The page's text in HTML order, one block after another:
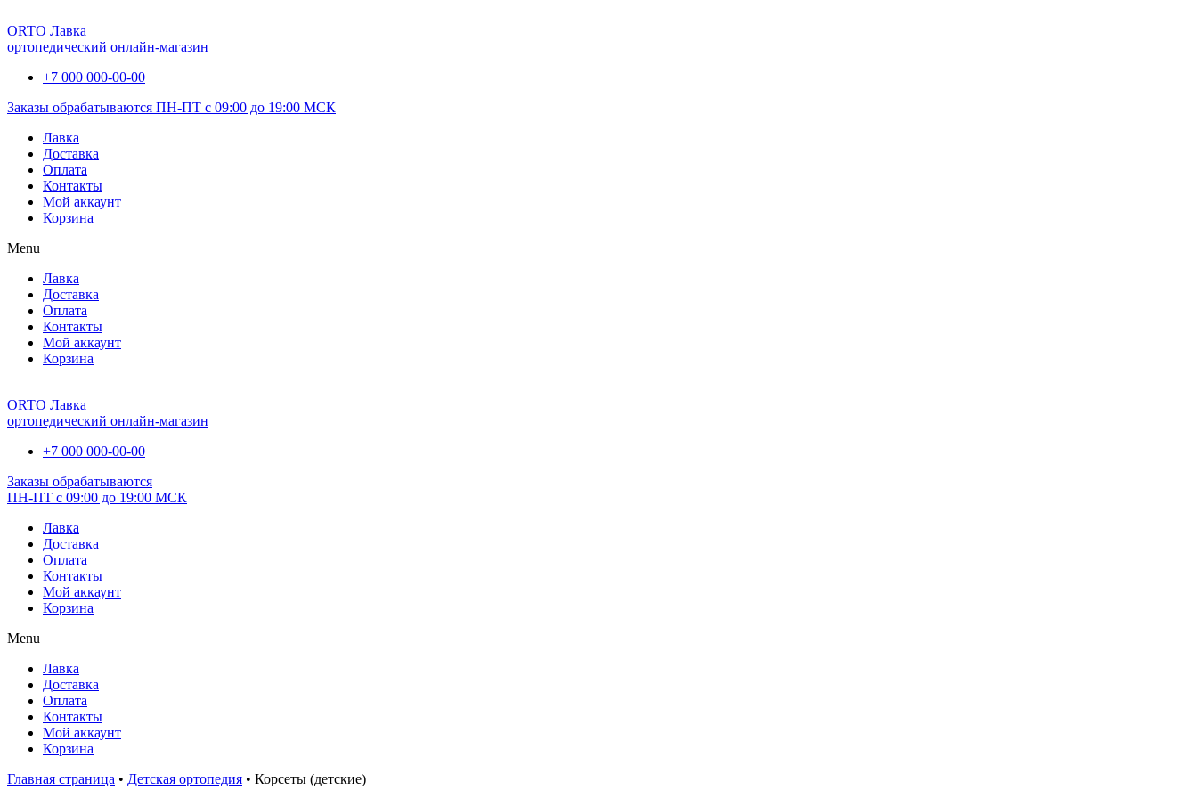
ORTO Лавка
ортопедический онлайн-магазин
+7 000 000-00-00
Заказы обрабатываются ПН-ПТ с 09:00 до 19:00 МСК
Лавка
Доставка
Оплата
Контакты
Мой аккаунт
Корзина
Menu
Лавка
Доставка
Оплата
Контакты
Мой аккаунт
Корзина
ORTO Лавка
ортопедический онлайн-магазин
+7 000 000-00-00
Заказы обрабатываются
ПН-ПТ с 09:00 до 19:00 МСК
Лавка
Доставка
Оплата
Контакты
Мой аккаунт
Корзина
Menu
Лавка
Доставка
Оплата
Контакты
Мой аккаунт
Корзина
Главная страница • Детская ортопедия • Корсеты (детские)